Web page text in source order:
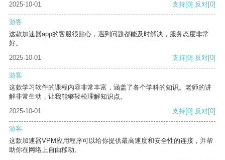
2025-10-01
支持[0] 反对[0]
游客
这款加速器app的客服很贴心，遇到问题都能及时解决，服务态度非常
好。
2025-10-01
支持[0] 反对[0]
游客
这款学习软件的课程内容非常丰富，涵盖了各个学科的知识。老师的讲
解非常生动，让我能够轻松理解知识点。
2025-10-01
支持[0] 反对[0]
游客
这款加速器VPM应用程序可以给你提供最高速度和安全性的连接，并帮
助你在网络上自由移动。